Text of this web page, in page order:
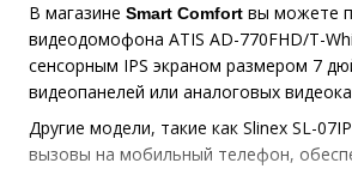
В магазине Smart Comfort вы можете
видеодомофона ATIS AD-770FHD/T-
сенсорным IPS экраном размером 7
видеопанелей или аналоговых
Другие модели, такие как Slinex SL-
вызовы на мобильный телефон,